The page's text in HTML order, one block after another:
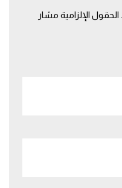
الحقول الإلزامية مشار